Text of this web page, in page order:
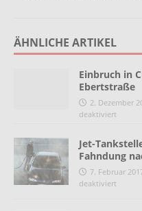
ÄHNLICHE ARTIKEL
Einbruch in
Ebertstraße
2. Dezember
deaktiviert
Jet-
Fahndung
7. Februar
deaktiviert